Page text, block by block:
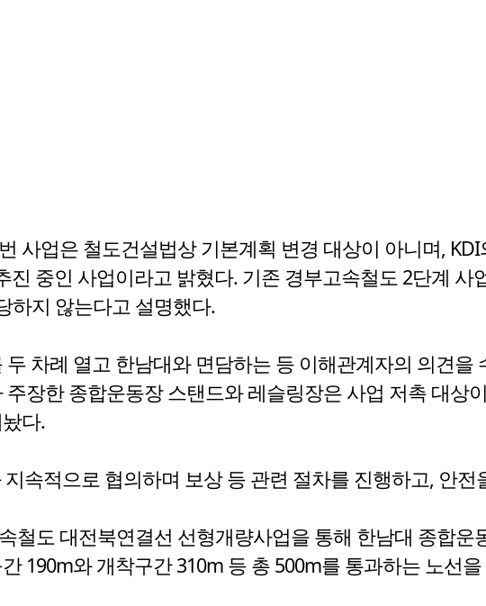
사업은 철도건설법상 기본계획 변경 대상이 아니며,
진 중인 사업이라고 밝혔다. 기존 경부고속철도 2단계
하지 않는다고 설명했다.
차례 열고 한남대와 면담하는 등 이해관계자의 의견
장한 종합운동장 스탠드와 레슬링장은 사업 저촉 대상
다.
속적으로 협의하며 보상 등 관련 절차를 진행하고, 안
철도 대전북연결선 선형개량사업을 통해 한남대 종합
190m와 개착구간 310m 등 총 500m를 통과하는 노선